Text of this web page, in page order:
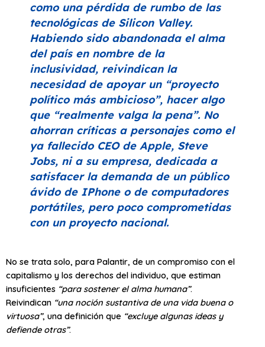
como una pérdida de rumbo de las
tecnológicas de Silicon Valley.
Habiendo sido abandonada el alma
del país en nombre de la
inclusividad, reivindican la
necesidad de apoyar un “proyecto
político más ambicioso”, hacer algo
que “realmente valga la pena”. No
ahorran críticas a personajes como el
ya fallecido CEO de Apple, Steve
Jobs, ni a su empresa, dedicada a
satisfacer la demanda de un público
ávido de IPhone o de computadores
portátiles, pero poco comprometidas
con un proyecto nacional.
No se trata solo, para Palantir, de un compromiso con el
capitalismo y los derechos del individuo, que estiman
insuficientes “para sostener el alma humana”.
Reivindican “una noción sustantiva de una vida buena o
virtuosa”, una definición que “excluye algunas ideas y
defiende otras”.